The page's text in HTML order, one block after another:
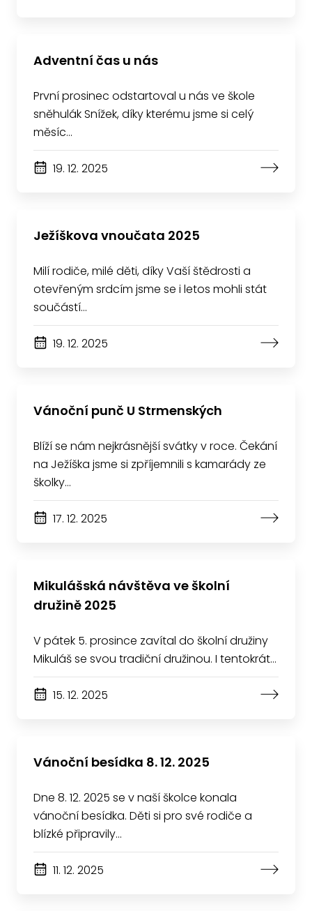
Adventní čas u nás
První prosinec odstartoval u nás ve škole
sněhulák Snížek, díky kterému jsme si celý
měsíc…
19. 12. 2025
Ježíškova vnoučata 2025
Milí rodiče, milé děti, díky Vaší štědrosti a
otevřeným srdcím jsme se i letos mohli stát
součástí…
19. 12. 2025
Vánoční punč U Strmenských
Blíží se nám nejkrásnější svátky v roce. Čekání
na Ježíška jsme si zpříjemnili s kamarády ze
školky…
17. 12. 2025
Mikulášská návštěva ve školní
družině 2025
V pátek 5. prosince zavítal do školní družiny
Mikuláš se svou tradiční družinou. I tentokrát…
15. 12. 2025
Vánoční besídka 8. 12. 2025
Dne 8. 12. 2025 se v naší školce konala
vánoční besídka. Děti si pro své rodiče a
blízké připravily…
11. 12. 2025